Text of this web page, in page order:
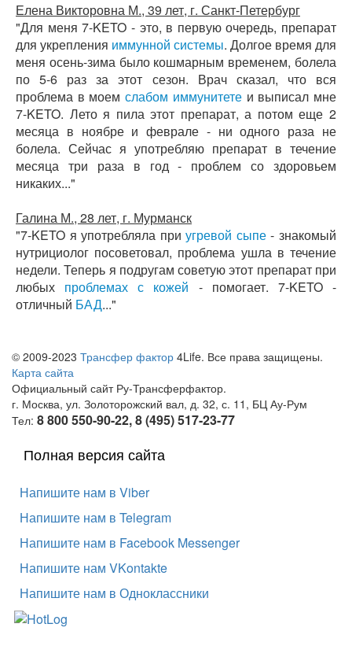
Елена Викторовна М., 39 лет, г. Санкт-Петербург
"Для меня 7-KETO - это, в первую очередь, препарат
для укрепления иммунной системы. Долгое время для
меня осень-зима было кошмарным временем, болела
по 5-6 раз за этот сезон. Врач сказал, что вся
проблема в моемслабом иммунитетеи выписал мне
7-KETO. Лето я пила этот препарат, а потом еще 2
месяца в ноябре и феврале - ни одного раза не
болела. Сейчас я употребляю препарат в течение
месяца три раза в год - проблем со здоровьем
никаких..."
Галина М., 28 лет, г. Мурманск
"7-KETO я употребляла приугревой сыпе- знакомый
нутрициолог посоветовал, проблема ушла в течение
недели. Теперь я подругам советую этот препарат при
любых проблемах с кожей - помогает. 7-KETO -
отличный БАД..."
© 2009-2023 Трансфер фактор 4Life. Все права защищены.
Карта сайта
Официальный сайт Ру-Трансферфактор.
г. Москва, ул. Золоторожский вал, д. 32, с. 11, БЦ Ау-Рум
Тел: 8 800 550-90-22, 8 (495) 517-23-77
Полная версия сайта
Напишите нам в Viber
Напишите нам в Telegram
Напишите нам в Facebook Messenger
Напишите нам VKontakte
Напишите нам в Одноклассники